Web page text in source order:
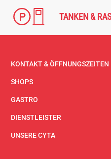
TANKEN &
KONTAKT & ÖFFNUNGSZEITEN
SHOPS
GASTRO
DIENSTLEISTER
UNSERE CYTA